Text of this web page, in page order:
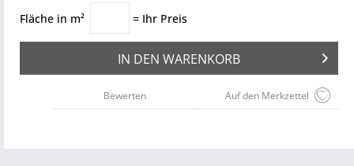
Fläche in m² = Ihr Preis
IN DEN WARENKORB
Auf den Merkzettel
Bewerten